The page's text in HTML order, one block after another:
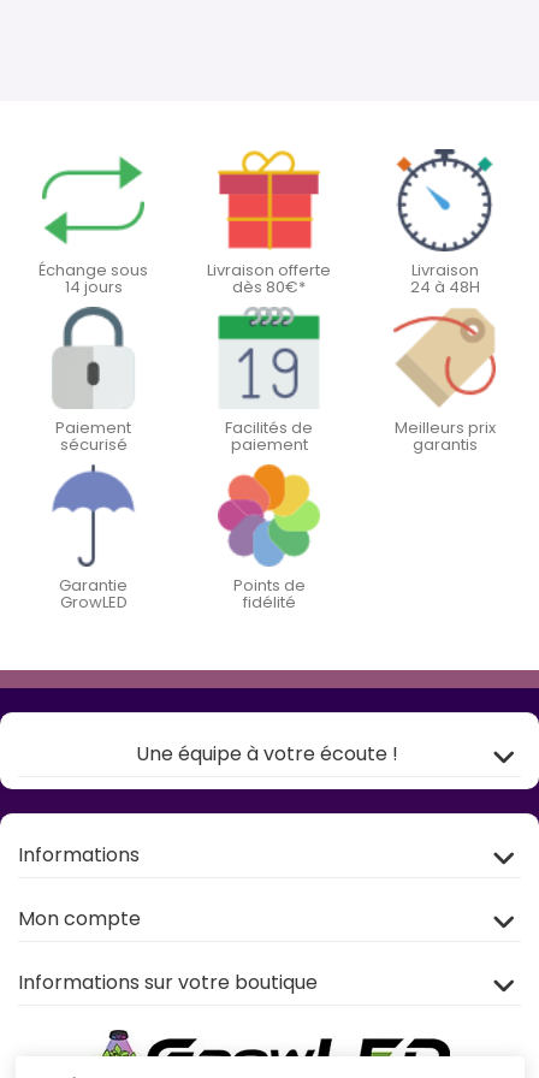
Échange sous
14 jours
Livraison offerte
dès 80€*
Livraison
24 à 48H
Paiement
sécurisé
Facilités de
paiement
Meilleurs prix
garantis
Garantie
GrowLED
Points de
fidélité
Une équipe à votre écoute !
Informations
Mon compte
Informations sur votre boutique